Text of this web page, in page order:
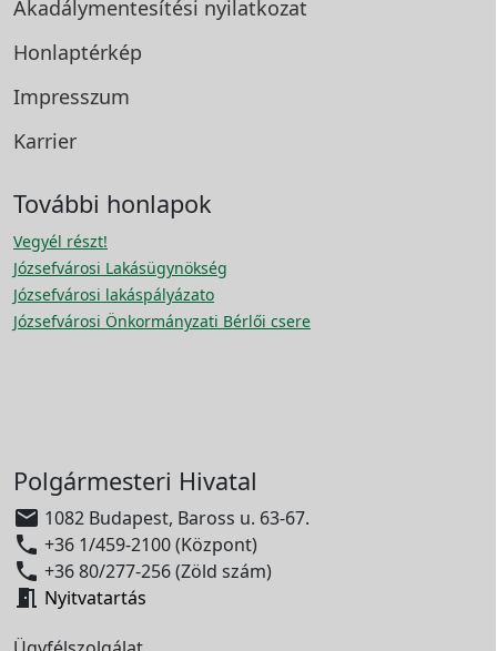
Akadálymentesítési nyilatkozat
Honlaptérkép
Impresszum
Karrier
További honlapok
Vegyél részt!
Józsefvárosi Lakásügynökség
Józsefvárosi lakáspályázato
Józsefvárosi Önkormányzati Bérlői csere
Polgármesteri Hivatal
 1082 Budapest, Baross u. 63-67.
 +36 1/459-2100 (Központ)
 +36 80/277-256 (Zöld szám)
 Nyitvatartás